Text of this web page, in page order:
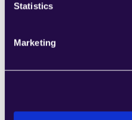
Statistics
Marketing